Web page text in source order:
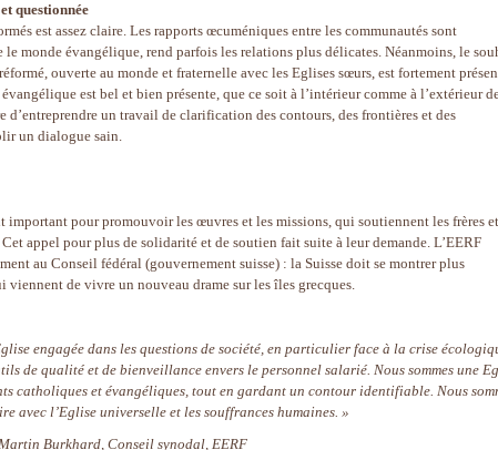
questionnée
est assez claire. Les rapports œcuméniques entre les communautés sont
monde évangélique, rend parfois les relations plus délicates. Néanmoins, le
ouverte au monde et fraternelle avec les Eglises sœurs, est fortement
est bel et bien présente, que ce soit à l’intérieur comme à l’extérieur
d’entreprendre un travail de clarification des contours, des frontières et des
un dialogue sain.
important pour promouvoir les œuvres et les missions, qui soutiennent les frères et
appel pour plus de solidarité et de soutien fait suite à leur demande. L’EERF
au Conseil fédéral (gouvernement suisse) : la Suisse doit se montrer plus
viennent de vivre un nouveau drame sur les îles grecques.
engagée dans les questions de société, en particulier face à la crise
de qualité et de bienveillance envers le personnel salarié. Nous sommes une
catholiques et évangéliques, tout en gardant un contour identifiable. Nous
avec l’Eglise universelle et les souffrances humaines. »
Burkhard, Conseil synodal, EERF